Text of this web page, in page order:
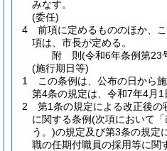
みなす。
(委任)
4
前項に定めるもののほか、
項は、市長が定める。
附 則(令和6年条例第23
(施行期日等)
1
この条例は、公布の日から施
第4条の規定は、令和7年4月1
2
第1条の規定による改正後
に関する条例(次項において
う。)の規定及び第3条の規定
職の任期付職員の採用等に関